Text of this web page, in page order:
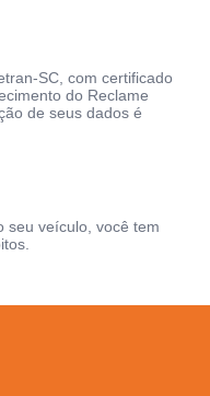
SC, com certificado
do Reclame
de seus dados é
seu veículo, você tem